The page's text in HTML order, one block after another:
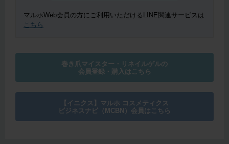
マルホWeb会員の方にご利用いただけるLINE関連サービスは
こちら
巻き爪マイスター・リネイルゲルの
会員登録・購入はこちら
【イニクス】マルホ コスメティクス
ビジネスナビ（MCBN）会員はこちら